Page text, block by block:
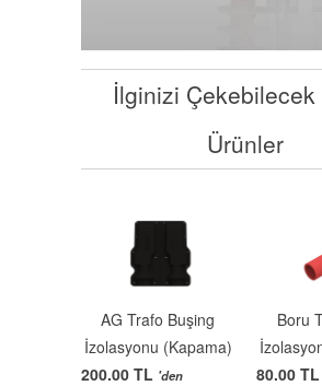
İlginizi
Ürünler
AG Trafo Buşing
İzolasyonu (Kapama)
200.00 TL 'den
Boru
80.00 TL